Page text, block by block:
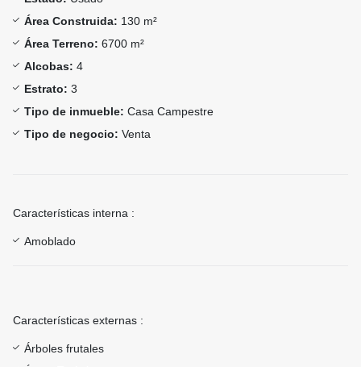
Área Construida: 130 m²
Área Terreno: 6700 m²
Alcobas: 4
Estrato: 3
Tipo de inmueble: Casa Campestre
Tipo de negocio: Venta
Características interna :
Amoblado
Características externas :
Árboles frutales